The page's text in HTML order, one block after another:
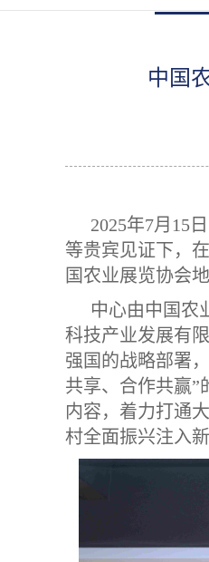
中国
2025年7月15
等贵宾见证下，
国农业展览协会
中心由中国农
科技产业发展有
强国的战略部署
共享、合作共赢”
内容，着力打通
村全面振兴注入新